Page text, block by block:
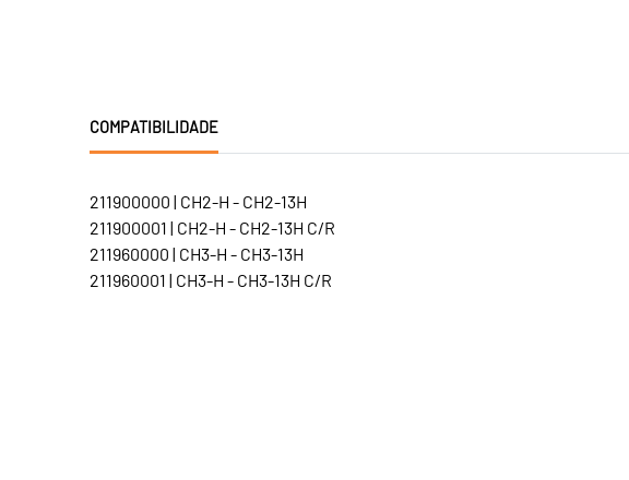
COMPATIBILIDADE
211900000 | CH2-H - CH2-13H
211900001 | CH2-H - CH2-13H C/R
211960000 | CH3-H - CH3-13H
211960001 | CH3-H - CH3-13H C/R